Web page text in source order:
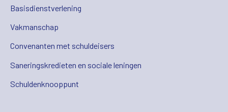
Basisdienstverlening
Vakmanschap
Convenanten met schuldeisers
Saneringskredieten en sociale leningen
Schuldenknooppunt